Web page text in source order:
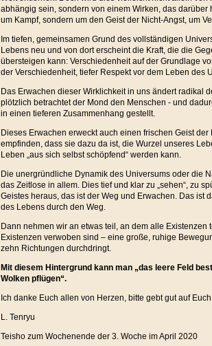
abhängig sein, sondern von einem Wirken, das
um Kampf, sondern um den Geist der Nicht-Angst, um
Im tiefen, gemeinsamen Grund des vollständigen
Lebens neu und von dort erscheint die Kraft, die die
übersteigen kann: Verschiedenheit auf der Grundlage
der Verschiedenheit, tiefer Respekt vor dem Leben des
Das Erwachen dieser Wirklichkeit in uns ändert radikal
plötzlich betrachtet der Mond den Menschen - und
in einen tieferen Zusammenhang gestellt.
Dieses Erwachen erweckt auch einen frischen Geist
empfinden, dass sie dazu da ist, die Wurzel unseres
Leben „aus sich selbst schöpfend“ werden kann.
Die unergründliche Dynamik des Universums oder die
das Zeitlose in allem. Dies tief und klar zu „sehen“, zu
Geistes heraus, das ist der Weg und Erwachen. Das ist
des Lebens durch den Weg.
Dann nehmen wir an etwas teil, an dem alle Existenzen
Existenzen verwoben sind – eine große, ruhige
zehn Richtungen durchdringt.
Mit diesem Hintergrund kann man „das leere Feld
Wolken pflügen“.
Ich danke Euch allen von Herzen, bitte gebt gut auf
L. Tenryu
Teisho zum Wochenende der 3. Woche im April 2020